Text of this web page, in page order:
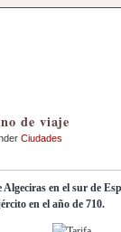
de viaje
Ciudades
en el sur de
en el año de 710.